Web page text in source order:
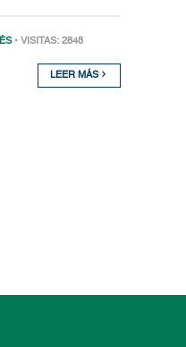
• VISITAS: 2848
LEER MÁS